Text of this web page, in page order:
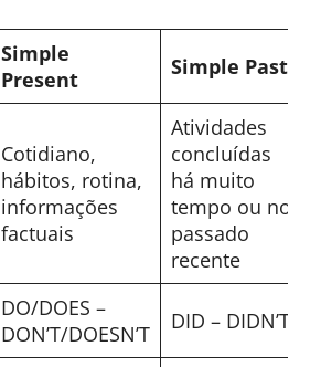
Simple
Present
Simple Past
Cotidiano,
hábitos, rotina,
informações
factuais
Atividades
concluídas
há muito
tempo ou no
passado
recente
DO/DOES –
DON’T/DOESN’T
DID – DIDN’T